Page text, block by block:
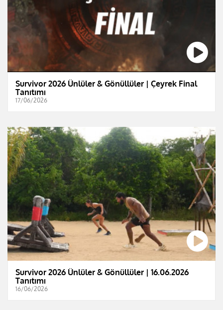
Survivor 2026 Ünlüler & Gönüllüler | Çeyrek Final
Tanıtımı
17/06/2026
Survivor 2026 Ünlüler & Gönüllüler | 16.06.2026
Tanıtımı
16/06/2026